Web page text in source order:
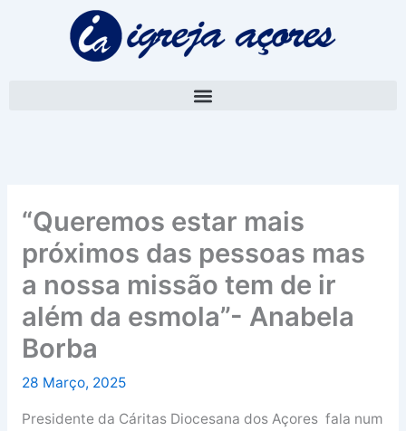
“Queremos estar mais
próximos das pessoas mas
a nossa missão tem de ir
além da esmola”- Anabela
Borba
28 Março, 2025
Presidente da Cáritas Diocesana dos Açores fala num